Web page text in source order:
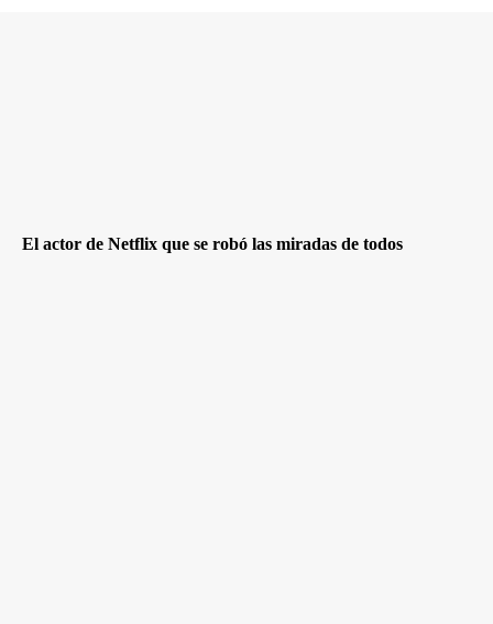
El actor de Netflix que se robó las miradas de todos